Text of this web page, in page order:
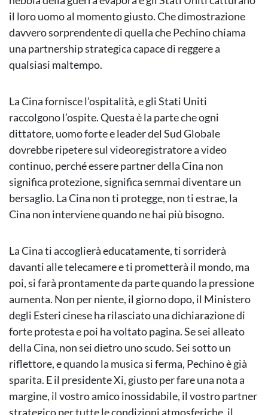
il loro uomo al momento giusto. Che dimostrazione
davvero sorprendente di quella che Pechino chiama
una partnership strategica capace di reggere a
qualsiasi maltempo.
La Cina fornisce l’ospitalità, e gli Stati Uniti
raccolgono l’ospite. Questa è la parte che ogni
dittatore, uomo forte e leader del Sud Globale
dovrebbe ripetere sul videoregistratore a video
continuo, perché essere partner della Cina non
significa protezione, significa semmai diventare un
bersaglio. La Cina non ti protegge, non ti estrae, la
Cina non interviene quando ne hai più bisogno.
La Cina ti accoglierà educatamente, ti sorriderà
davanti alle telecamere e ti prometterà il mondo, ma
poi, si farà prontamente da parte quando la pressione
aumenta. Non per niente, il giorno dopo, il Ministero
degli Esteri cinese ha rilasciato una dichiarazione di
forte protesta e poi ha voltato pagina. Se sei alleato
della Cina, non sei dietro uno scudo. Sei sotto un
riflettore, e quando la musica si ferma, Pechino è già
sparita. E il presidente Xi, giusto per fare una nota a
margine, il vostro amico inossidabile, il vostro partner
strategico per tutte le condizioni atmosferiche, il